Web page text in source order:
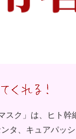
スク」は、ヒト幹
タ、キュアパッ